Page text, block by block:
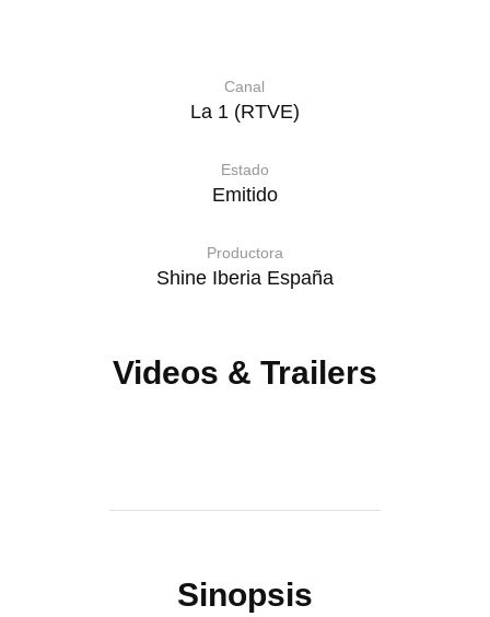
Canal
La 1 (RTVE)
Estado
Emitido
Productora
Shine Iberia España
Videos & Trailers
Sinopsis